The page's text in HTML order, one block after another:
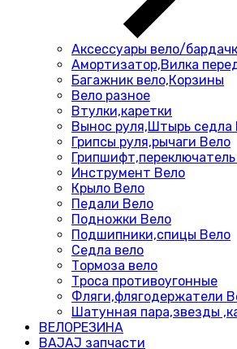
Аксессуары вело/
Амортизатор,Вилка
Багажник вело,Корзины
Вело разное
Втулки,каретки
Вынос руля,Штырь седла
Грипсы руля,рычаги Вело
Инструмент Вело
Крыло Вело
Педали Вело
Подножки Вело
Подшипники,спицы Вело
Седла вело
Тормоза вело
Троса противоугонные
Фляги,флягодержатели
Шатунная пара,звезды
ВЕЛОРЕЗИНА
BAJAJ запчасти